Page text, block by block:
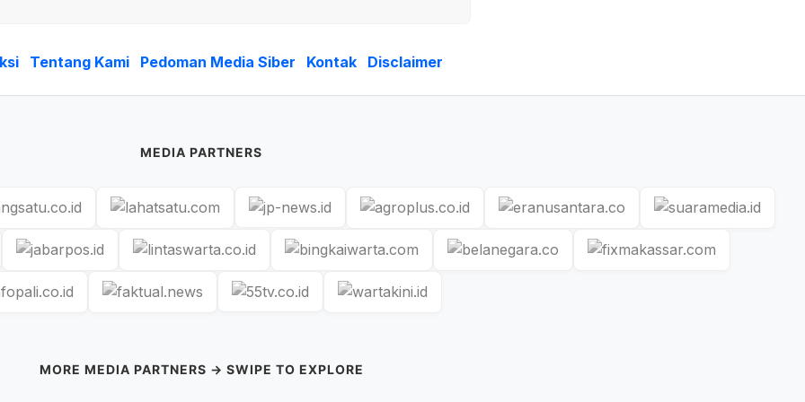
Tentang Kami Pedoman Media Siber Kontak Disclaimer
MEDIA PARTNERS
MORE MEDIA PARTNERS → SWIPE TO EXPLORE